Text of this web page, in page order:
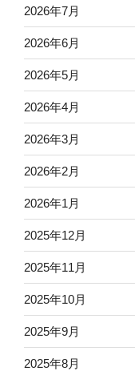
2026年7月
2026年6月
2026年5月
2026年4月
2026年3月
2026年2月
2026年1月
2025年12月
2025年11月
2025年10月
2025年9月
2025年8月